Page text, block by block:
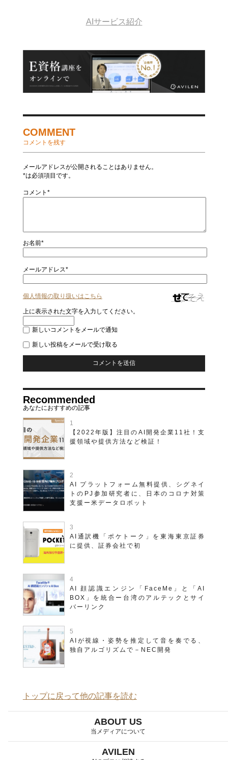
AIサービス紹介
COMMENT
コメントを残す
メールアドレスが公開されることはありません。
*は必須項目です。
コメント*
お名前*
メールアドレス*
個人情報の取り扱いはこちら
上に表示された文字を入力してください。
新しいコメントをメールで通知
新しい投稿をメールで受け取る
Recommended
【2022年版】注目のAI開発企業11社！支
援領域や提供方法など検証！
AI プラットフォーム無料提供、シグネイ
トのPJ参加研究者に、日本のコロナ対策
支援ー米データロボット
AI通訳機「ポケトーク」を東海東京証券
に提供、証券会社で初
AI 顔認識エンジン「FaceMe」と「AI
BOX」を統合ー台湾のアルテックとサイ
バーリンク
AIが視線・姿勢を推定して音を奏でる、
独自アルゴリズムで－NEC開発
トップに戻って他の記事を読む
ABOUT US
当メディアについて
AVILEN